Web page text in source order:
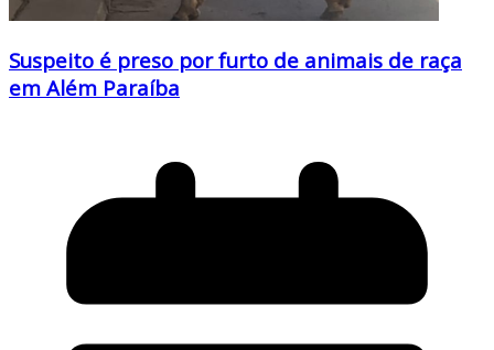
Suspeito é preso por furto de animais de raça
em Além Paraíba